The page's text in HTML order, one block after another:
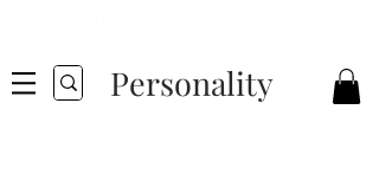
Personality